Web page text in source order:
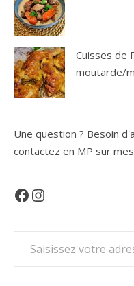
Cuisses de
moutarde/
Une question ? Besoin
contactez en MP sur
Facebook
Instagram